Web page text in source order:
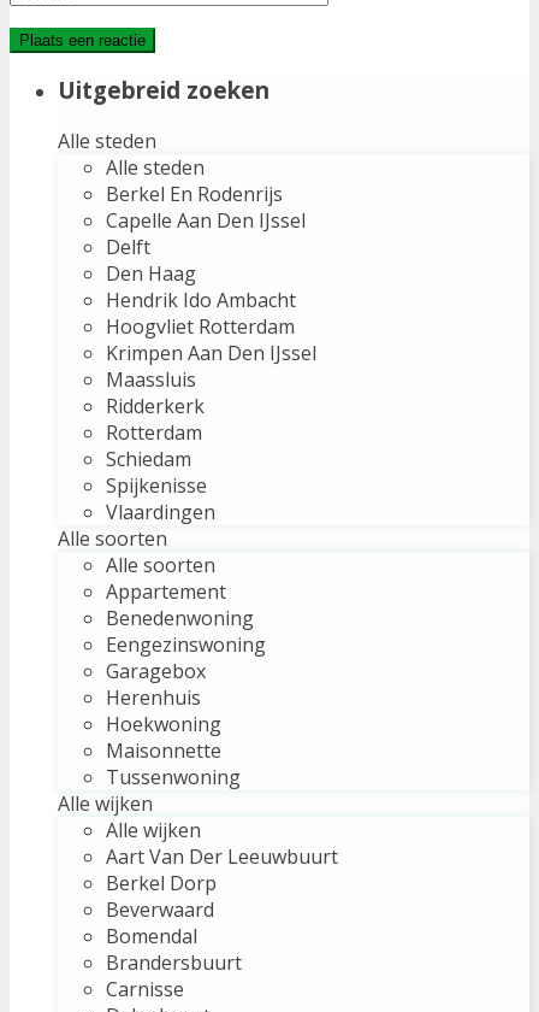
Uitgebreid zoeken
Alle steden
Alle steden
Berkel En Rodenrijs
Capelle Aan Den IJssel
Delft
Den Haag
Hendrik Ido Ambacht
Hoogvliet Rotterdam
Krimpen Aan Den IJssel
Maassluis
Ridderkerk
Rotterdam
Schiedam
Spijkenisse
Vlaardingen
Alle soorten
Alle soorten
Appartement
Benedenwoning
Eengezinswoning
Garagebox
Herenhuis
Hoekwoning
Maisonnette
Tussenwoning
Alle wijken
Alle wijken
Aart Van Der Leeuwbuurt
Berkel Dorp
Beverwaard
Bomendal
Brandersbuurt
Carnisse